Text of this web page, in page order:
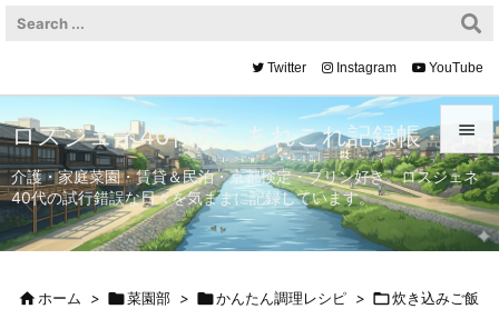


メニュ

サイド

Twitter Instagram YouTube
ロスジェネ40代の、あれこれ記録帳
介護・家庭菜園・賃貸＆民泊・京都検定・プリン好き。ロスジェネ
40代の試行錯誤な日々を気ままに記録しています。
ホーム > 菜園部 > かんたん調理レシピ > 炊き込みご飯